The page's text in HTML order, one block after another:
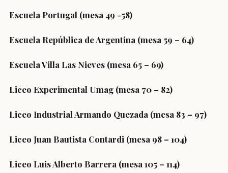
Escuela Portugal (mesa 49 -58)
Escuela República de Argentina (mesa 59 – 64)
Escuela Villa Las Nieves (mesa 65 – 69)
Liceo Experimental Umag (mesa 70 – 82)
Liceo Industrial Armando Quezada (mesa 83 – 97)
Liceo Juan Bautista Contardi (mesa 98 – 104)
Liceo Luis Alberto Barrera (mesa 105 – 114)